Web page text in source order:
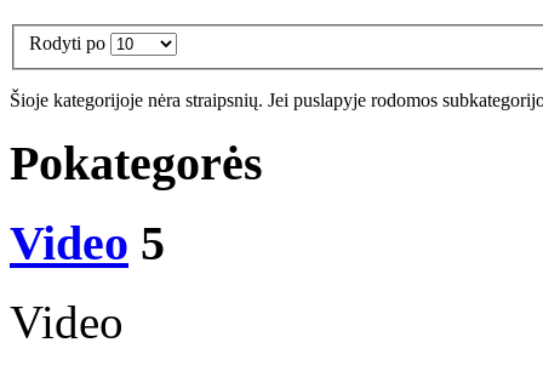
Rodyti po
Šioje kategorijoje nėra straipsnių. Jei puslapyje rodomos
Pokategorės
Video 5
Video